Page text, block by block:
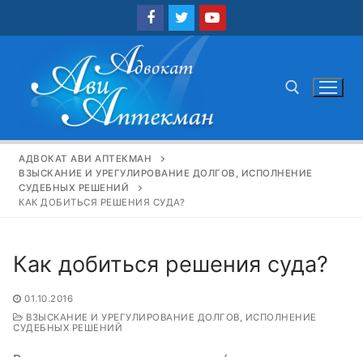
Найти:
АДВОКАТ АВИ АПТЕКМАН
ВЗЫСКАНИЕ И УРЕГУЛИРОВАНИЕ ДОЛГОВ, ИСПОЛНЕНИЕ
СУДЕБНЫХ РЕШЕНИЙ
КАК ДОБИТЬСЯ РЕШЕНИЯ СУДА?
Как добиться решения суда?
01.10.2016
ВЗЫСКАНИЕ И УРЕГУЛИРОВАНИЕ ДОЛГОВ, ИСПОЛНЕНИЕ
СУДЕБНЫХ РЕШЕНИЙ